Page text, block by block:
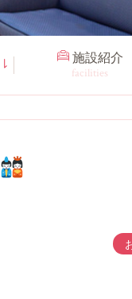
施設紹介
facilities